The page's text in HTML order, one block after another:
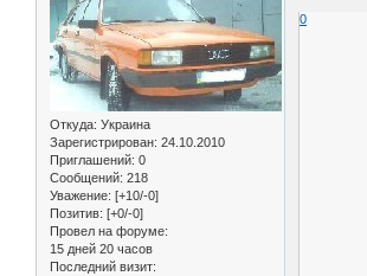
Откуда: Украина
Зарегистрирован: 24.10.2010
Приглашений: 0
Сообщений: 218
Уважение: [+10/-0]
Позитив: [+0/-0]
Провел на форуме:
15 дней 20 часов
Последний визит:
0